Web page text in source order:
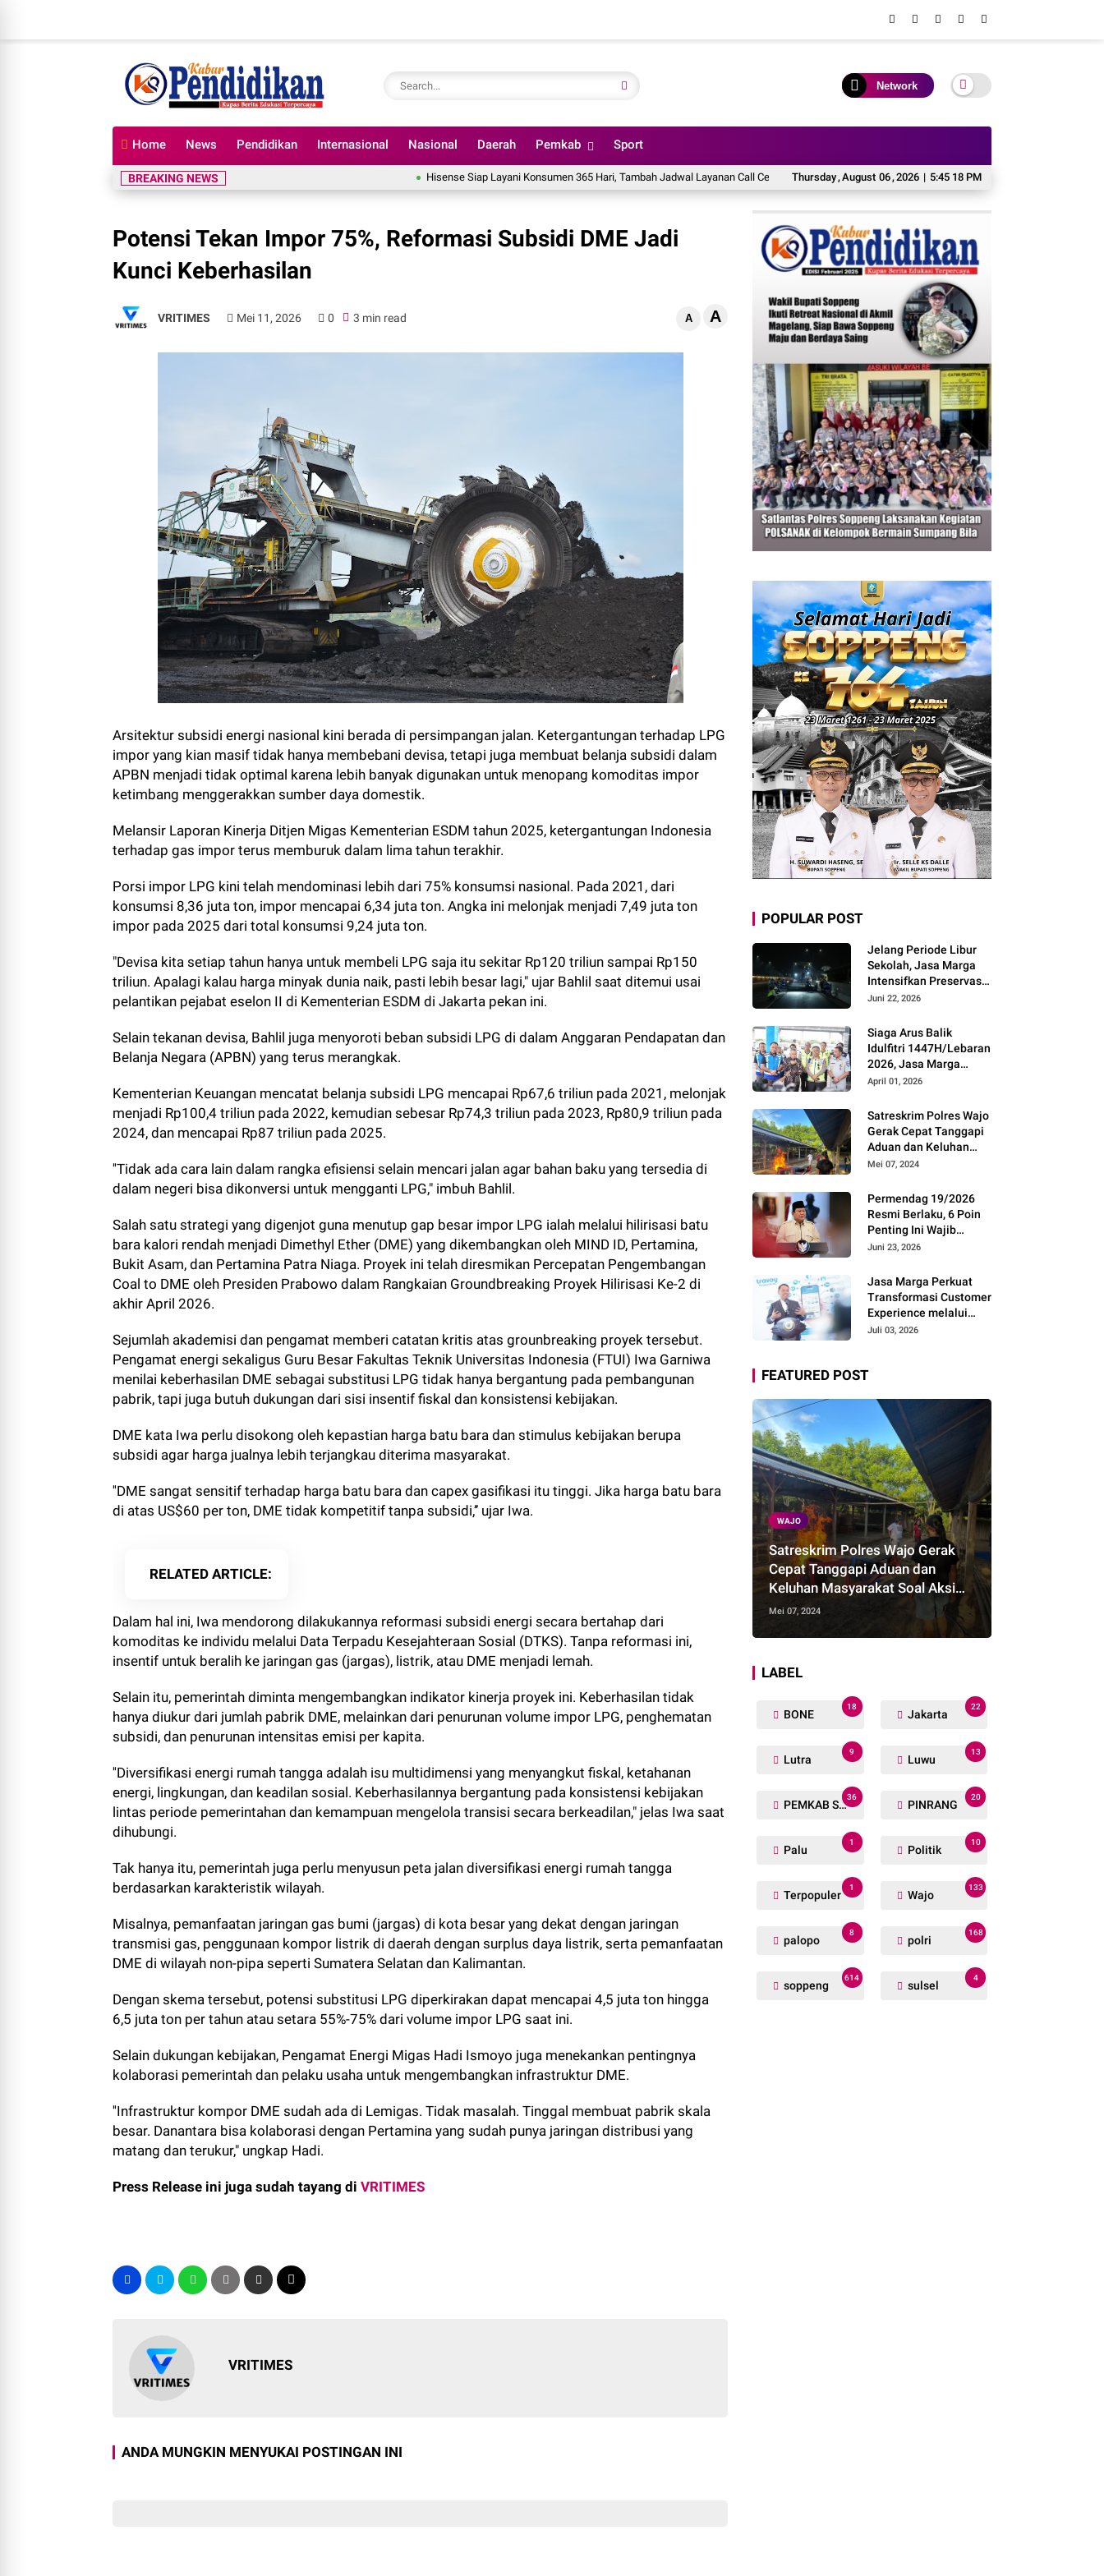
Network
Home News Pendidikan Internasional Nasional Daerah Pemkab Sport
Thursday,August 06,2026 | 5:45 19 PM
BREAKING NEWS Hisense Siap Layani Konsumen 365 Hari, Tambah Jadwal Layanan Call Center Hisense Care BINUS University Luncurkan Beasiswa untuk Perkuat
Potensi Tekan Impor 75%, Reformasi Subsidi DME Jadi
Kunci Keberhasilan
VRITIMES Mei 11, 2026 0 3 min read A A
Arsitektur subsidi energi nasional kini berada di persimpangan jalan. Ketergantungan terhadap LPG
impor yang kian masif tidak hanya membebani devisa, tetapi juga membuat belanja subsidi dalam
APBN menjadi tidak optimal karena lebih banyak digunakan untuk menopang komoditas impor
ketimbang menggerakkan sumber daya domestik.
Melansir Laporan Kinerja Ditjen Migas Kementerian ESDM tahun 2025, ketergantungan Indonesia
terhadap gas impor terus memburuk dalam lima tahun terakhir.
Porsi impor LPG kini telah mendominasi lebih dari 75% konsumsi nasional. Pada 2021, dari
konsumsi 8,36 juta ton, impor mencapai 6,34 juta ton. Angka ini melonjak menjadi 7,49 juta ton
impor pada 2025 dari total konsumsi 9,24 juta ton.
"Devisa kita setiap tahun hanya untuk membeli LPG saja itu sekitar Rp120 triliun sampai Rp150
triliun. Apalagi kalau harga minyak dunia naik, pasti lebih besar lagi," ujar Bahlil saat ditemui usai
pelantikan pejabat eselon II di Kementerian ESDM di Jakarta pekan ini.
Selain tekanan devisa, Bahlil juga menyoroti beban subsidi LPG di dalam Anggaran Pendapatan dan
Belanja Negara (APBN) yang terus merangkak.
Kementerian Keuangan mencatat belanja subsidi LPG mencapai Rp67,6 triliun pada 2021, melonjak
menjadi Rp100,4 triliun pada 2022, kemudian sebesar Rp74,3 triliun pada 2023, Rp80,9 triliun pada
2024, dan mencapai Rp87 triliun pada 2025.
''Tidak ada cara lain dalam rangka efisiensi selain mencari jalan agar bahan baku yang tersedia di
dalam negeri bisa dikonversi untuk mengganti LPG," imbuh Bahlil.
Salah satu strategi yang digenjot guna menutup gap besar impor LPG ialah melalui hilirisasi batu
bara kalori rendah menjadi Dimethyl Ether (DME) yang dikembangkan oleh MIND ID, Pertamina,
Bukit Asam, dan Pertamina Patra Niaga. Proyek ini telah diresmikan Percepatan Pengembangan
Coal to DME oleh Presiden Prabowo dalam Rangkaian Groundbreaking Proyek Hilirisasi Ke-2 di
akhir April 2026.
Sejumlah akademisi dan pengamat memberi catatan kritis atas grounbreaking proyek tersebut.
Pengamat energi sekaligus Guru Besar Fakultas Teknik Universitas Indonesia (FTUI) Iwa Garniwa
menilai keberhasilan DME sebagai substitusi LPG tidak hanya bergantung pada pembangunan
pabrik, tapi juga butuh dukungan dari sisi insentif fiskal dan konsistensi kebijakan.
DME kata Iwa perlu disokong oleh kepastian harga batu bara dan stimulus kebijakan berupa
subsidi agar harga jualnya lebih terjangkau diterima masyarakat.
''DME sangat sensitif terhadap harga batu bara dan capex gasifikasi itu tinggi. Jika harga batu bara
di atas US$60 per ton, DME tidak kompetitif tanpa subsidi,’’ ujar Iwa.
RELATED ARTICLE
Dalam hal ini, Iwa mendorong dilakukannya reformasi subsidi energi secara bertahap dari
komoditas ke individu melalui Data Terpadu Kesejahteraan Sosial (DTKS). Tanpa reformasi ini,
insentif untuk beralih ke jaringan gas (jargas), listrik, atau DME menjadi lemah.
Selain itu, pemerintah diminta mengembangkan indikator kinerja proyek ini. Keberhasilan tidak
hanya diukur dari jumlah pabrik DME, melainkan dari penurunan volume impor LPG, penghematan
subsidi, dan penurunan intensitas emisi per kapita.
''Diversifikasi energi rumah tangga adalah isu multidimensi yang menyangkut fiskal, ketahanan
energi, lingkungan, dan keadilan sosial. Keberhasilannya bergantung pada konsistensi kebijakan
lintas periode pemerintahan dan kemampuan mengelola transisi secara berkeadilan," jelas Iwa saat
dihubungi.
Tak hanya itu, pemerintah juga perlu menyusun peta jalan diversifikasi energi rumah tangga
berdasarkan karakteristik wilayah.
Misalnya, pemanfaatan jaringan gas bumi (jargas) di kota besar yang dekat dengan jaringan
transmisi gas, penggunaan kompor listrik di daerah dengan surplus daya listrik, serta pemanfaatan
DME di wilayah non-pipa seperti Sumatera Selatan dan Kalimantan.
Dengan skema tersebut, potensi substitusi LPG diperkirakan dapat mencapai 4,5 juta ton hingga
6,5 juta ton per tahun atau setara 55%-75% dari volume impor LPG saat ini.
Selain dukungan kebijakan, Pengamat Energi Migas Hadi Ismoyo juga menekankan pentingnya
kolaborasi pemerintah dan pelaku usaha untuk mengembangkan infrastruktur DME.
''Infrastruktur kompor DME sudah ada di Lemigas. Tidak masalah. Tinggal membuat pabrik skala
besar. Danantara bisa kolaborasi dengan Pertamina yang sudah punya jaringan distribusi yang
matang dan terukur," ungkap Hadi.
Press Release ini juga sudah tayang di VRITIMES
VRITIMES
ANDA MUNGKIN MENYUKAI POSTINGAN INI
POPULAR POST
Jelang Periode Libur
Sekolah, Jasa Marga
Intensifkan Preservasi
Rutin Jalan Tol untuk
Keamanan dan
Kenyamanan
Perjalanan
Juni 22, 2026
Siaga Arus Balik
Idulfitri 1447H/Lebaran
2026, Jasa Marga
Pastikan Kesiapan
Pemudik Gunakan Rest
Area Alternatif
April 01, 2026
Satreskrim Polres Wajo
Gerak Cepat Tanggapi
Aduan dan Keluhan
Masyarakat Soal Aksi
Mei 07, 2024
Permendag 19/2026
Resmi Berlaku, 6 Poin
Penting Ini Wajib
Diketahui Pengusaha
Juni 23, 2026
Jasa Marga Perkuat
Transformasi Customer
Experience melalui
Expert Sharing Session
Juli 03, 2026
FEATURED POST
WAJO
Satreskrim Polres Wajo Gerak
Cepat Tanggapi Aduan dan
Keluhan Masyarakat Soal Aksi
Perjudian
Mei 07, 2024
LABEL
BONE
18
Jakarta
22
Lutra
9
Luwu
13
PEMKAB SOPPENG
36
PINRANG
20
Palu
1
Politik
10
Terpopuler
1
Wajo
133
palopo
8
polri
168
soppeng
614
sulsel
4